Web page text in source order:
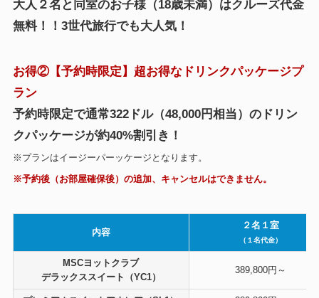
大人２名と同室のお子様（18歳未満）はクルーズ代金
無料！！3世代旅行でも大人気！
お得②【予約時限定】超お得なドリンクパッケージプ
ラン
予約時限定で通常322ドル（48,000円相当）のドリン
クパッケージが約40%割引き！
※プランはイージーパーッケージとなります。
※予約後（お部屋確保後）の追加、キャンセルはできません。
内容
２名１室
（１名代金）
MSCヨットクラブ
デラックススイート（YC1）
389,800円～